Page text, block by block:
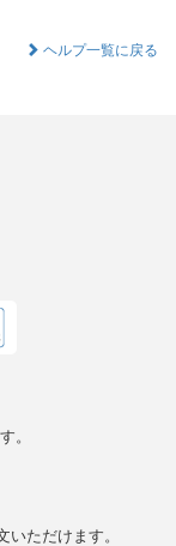
ヘルプ一覧に戻る
。
ただけます。